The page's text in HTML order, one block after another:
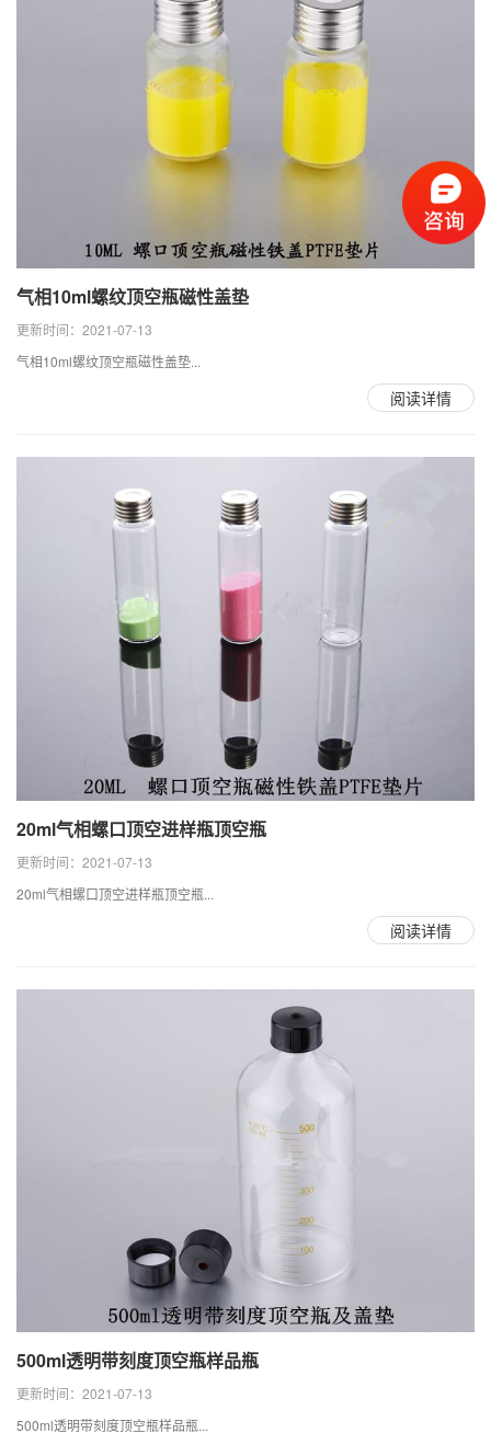
气相10ml螺纹顶空瓶磁性盖垫
更新时间：2021-07-13
气相10ml螺纹顶空瓶磁性盖垫...
阅读详情
20ml气相螺口顶空进样瓶顶空瓶
更新时间：2021-07-13
20ml气相螺口顶空进样瓶顶空瓶...
阅读详情
500ml透明带刻度顶空瓶样品瓶
更新时间：2021-07-13
500ml透明带刻度顶空瓶样品瓶...